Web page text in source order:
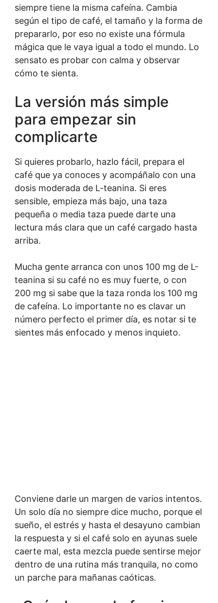
siempre tiene la misma cafeína. Cambia
según el tipo de café, el tamaño y la forma de
prepararlo, por eso no existe una fórmula
mágica que le vaya igual a todo el mundo. Lo
sensato es probar con calma y observar
cómo te sienta.
La versión más simple
para empezar sin
complicarte
Si quieres probarlo, hazlo fácil, prepara el
café que ya conoces y acompáñalo con una
dosis moderada de L-teanina. Si eres
sensible, empieza más bajo, una taza
pequeña o media taza puede darte una
lectura más clara que un café cargado hasta
arriba.
Mucha gente arranca con unos 100 mg de L-
teanina si su café no es muy fuerte, o con
200 mg si sabe que la taza ronda los 100 mg
de cafeína. Lo importante no es clavar un
número perfecto el primer día, es notar si te
sientes más enfocado y menos inquieto.
Conviene darle un margen de varios intentos.
Un solo día no siempre dice mucho, porque el
sueño, el estrés y hasta el desayuno cambian
la respuesta y si el café solo en ayunas suele
caerte mal, esta mezcla puede sentirse mejor
dentro de una rutina más tranquila, no como
un parche para mañanas caóticas.